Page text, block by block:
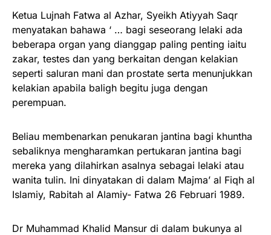
Ketua Lujnah Fatwa al Azhar, Syeikh Atiyyah Saqr
menyatakan bahawa ‘ … bagi seseorang lelaki ada
beberapa organ yang dianggap paling penting iaitu
zakar, testes dan yang berkaitan dengan kelakian
seperti saluran mani dan prostate serta menunjukkan
kelakian apabila baligh begitu juga dengan
perempuan.
Beliau membenarkan penukaran jantina bagi khuntha
sebaliknya mengharamkan pertukaran jantina bagi
mereka yang dilahirkan asalnya sebagai lelaki atau
wanita tulin. Ini dinyatakan di dalam Majma’ al Fiqh al
Islamiy, Rabitah al Alamiy- Fatwa 26 Februari 1989.
Dr Muhammad Khalid Mansur di dalam bukunya al